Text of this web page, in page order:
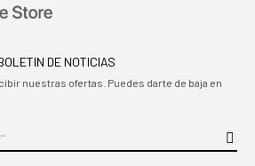
DE NOTICIAS
nuestras ofertas. Puedes darte de baja en